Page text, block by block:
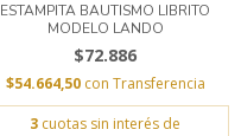
ESTAMPITA BAUTISMO LIBRITO
MODELO LANDO
$72.886
$54.664,50 con Transferencia
3 cuotas sin interés de